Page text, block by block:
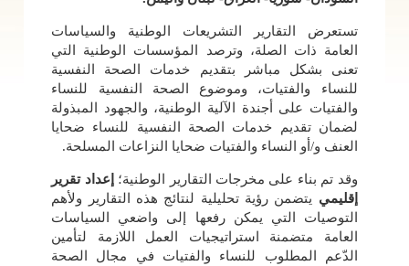
تستعرض التقارير التشريعات الوطنية والسياسات
العامة ذات الصلة، وترصد المؤسسات الوطنية التي
تعنى بشكل مباشر بتقديم خدمات الصحة النفسية
للنساء والفتيات، وموضوع الصحة النفسية للنساء
والفتيات على أجندة الآلية الوطنية، والجهود المبذولة
لضمان تقديم خدمات الصحة النفسية للنساء ضحايا
العنف و/أو النساء والفتيات ضحايا النزاعات المسلحة.
وقد تم بناء على مخرجات التقارير الوطنية؛
إعداد تقرير
إقليمي يتضمن رؤية تحليلية لنتائج هذه التقارير ولأهم
التوصيات التي يمكن رفعها إلى واضعي السياسات
العامة متضمنة استراتيجيات العمل اللازمة لتأمين
الدّعم المطلوب للنساء والفتيات في مجال الصحة